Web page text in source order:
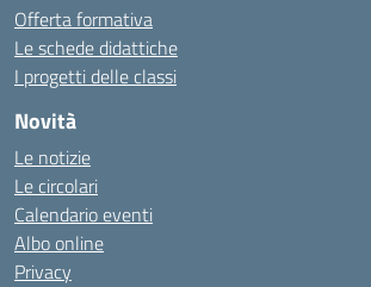
Offerta formativa
Le schede didattiche
I progetti delle classi
Novità
Le notizie
Le circolari
Calendario eventi
Albo online
Privacy